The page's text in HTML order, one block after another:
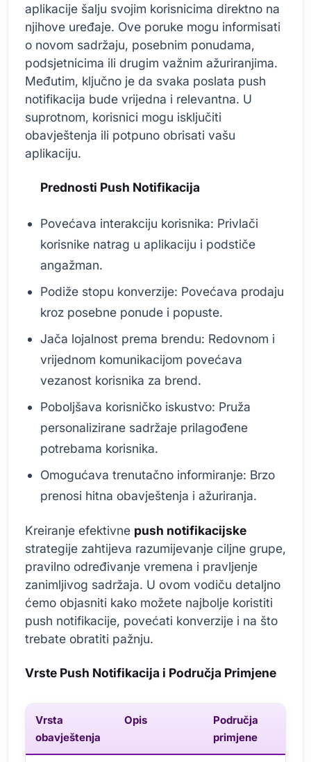
aplikacije šalju svojim korisnicima direktno na
njihove uređaje. Ove poruke mogu informisati
o novom sadržaju, posebnim ponudama,
podsjetnicima ili drugim važnim ažuriranjima.
Međutim, ključno je da svaka poslata push
notifikacija bude vrijedna i relevantna. U
suprotnom, korisnici mogu isključiti
obavještenja ili potpuno obrisati vašu
aplikaciju.
Prednosti Push Notifikacija
Povećava interakciju korisnika: Privlači
korisnike natrag u aplikaciju i podstiče
angažman.
Podiže stopu konverzije: Povećava prodaju
kroz posebne ponude i popuste.
Jača lojalnost prema brendu: Redovnom i
vrijednom komunikacijom povećava
vezanost korisnika za brend.
Poboljšava korisničko iskustvo: Pruža
personalizirane sadržaje prilagođene
potrebama korisnika.
Omogućava trenutačno informiranje: Brzo
prenosi hitna obavještenja i ažuriranja.
Kreiranje efektivne push notifikacijske
strategije zahtijeva razumijevanje ciljne grupe,
pravilno određivanje vremena i pravljenje
zanimljivog sadržaja. U ovom vodiču detaljno
ćemo objasniti kako možete najbolje koristiti
push notifikacije, povećati konverzije i na što
trebate obratiti pažnju.
Vrste Push Notifikacija i Područja Primjene
Vrsta
obavještenja
Opis
Područja
primjene